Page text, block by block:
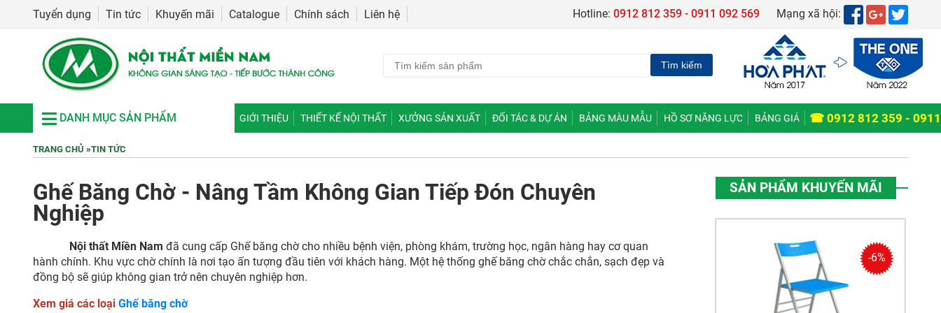
Tuyển dụng Tin tức Khuyến mãi Catalogue Chính sách Liên hệ Hotline: 0912 812 359 - 0911 092 569 Mạng xã hội:
DANH MỤC SẢN PHẨM GIỚI THIỆU THIẾT KẾ NỘI THẤT XƯỞNG SẢN XUẤT ĐỐI TÁC & DỰ ÁN BẢNG MÀU MẪU HỒ SƠ NĂNG LỰC BẢNG GIÁ ☎ 0912 812 359 -
TRANG CHỦ »TIN TỨC
Ghế Băng Chờ - Nâng Tầm Không Gian Tiếp Đón Chuyên
Nghiệp
Nội thất Miền Nam đã cung cấp Ghế băng chờ cho nhiều bệnh viện, phòng khám, trường học, ngân hàng hay cơ quan
hành chính. Khu vực chờ chính là nơi tạo ấn tượng đầu tiên với khách hàng. Một hệ thống ghế băng chờ chắc chắn, sạch đẹp và
đồng bộ sẽ giúp không gian trở nên chuyên nghiệp hơn.
Xem giá các loại Ghế băng chờ
SẢN PHẨM KHUYẾN MÃI
-6%